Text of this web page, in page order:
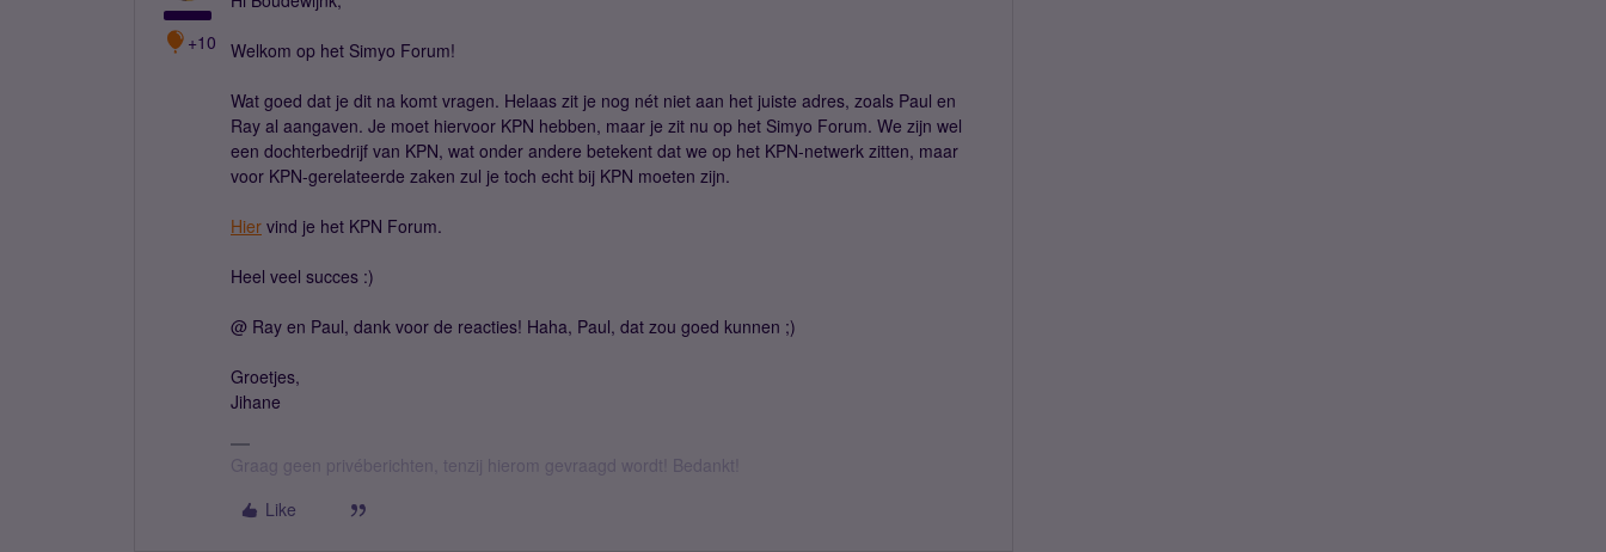
+10 Welkom op het Simyo Forum!
Wat goed dat je dit na komt vragen. Helaas zit je nog nét niet aan het juiste adres, zoals Paul en
Ray al aangaven. Je moet hiervoor KPN hebben, maar je zit nu op het Simyo Forum. We zijn wel
een dochterbedrijf van KPN, wat onder andere betekent dat we op het KPN-netwerk zitten, maar
voor KPN-gerelateerde zaken zul je toch echt bij KPN moeten zijn.
Hier vind je het KPN Forum.
Heel veel succes :)
@ Ray en Paul, dank voor de reacties! Haha, Paul, dat zou goed kunnen ;)
Groetjes,
Jihane
Graag geen privéberichten, tenzij hierom gevraagd wordt! Bedankt!
Like